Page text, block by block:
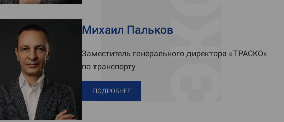
Михаил Пальков
Заместитель генерального директора «ТРАСКО»
по транспорту
ПОДРОБНЕЕ